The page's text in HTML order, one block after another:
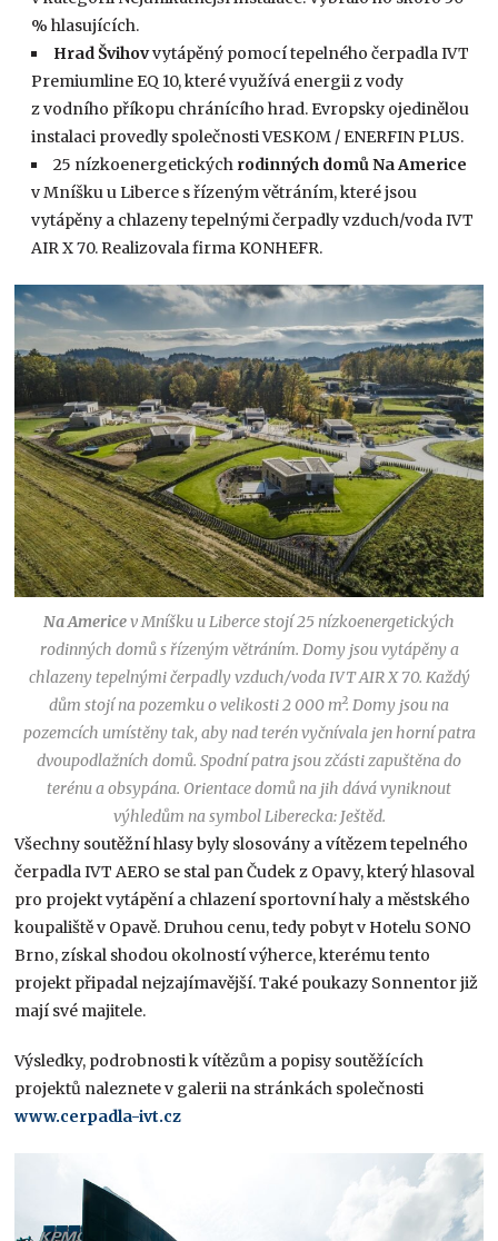
% hlasujících.
Hrad Švihovvytápěný pomocí tepelného čerpadla IVT
Premiumline EQ 10, které využívá energii z vody
z vodního příkopu chránícího hrad. Evropsky ojedinělou
instalaci provedly společnosti VESKOM / ENERFIN PLUS.
25 nízkoenergetických rodinných domů Na Americe
v Mníšku u Liberce s řízeným větráním, které jsou
vytápěny a chlazeny tepelnými čerpadly vzduch/voda IVT
AIR X 70. Realizovala firma KONHEFR.
Na Americev Mníšku u Liberce stojí 25 nízkoenergetických
rodinných domů s řízeným větráním. Domy jsou vytápěny a
chlazeny tepelnými čerpadly vzduch/voda IVT AIR X 70. Každý
dům stojí na pozemku o velikosti 2 000 m². Domy jsou na
pozemcích umístěny tak, aby nad terén vyčnívala jen horní patra
dvoupodlažních domů. Spodní patra jsou zčásti zapuštěna do
terénu a obsypána. Orientace domů na jih dává vyniknout
výhledům na symbol Liberecka: Ještěd.
Všechny soutěžní hlasy byly slosovány a vítězem tepelného
čerpadla IVT AERO se stal pan Čudek z Opavy, který hlasoval
pro projekt vytápění a chlazení sportovní haly a městského
koupaliště v Opavě. Druhou cenu, tedy pobyt v Hotelu SONO
Brno, získal shodou okolností výherce, kterému tento
projekt připadal nejzajímavější. Také poukazy Sonnentor již
mají své majitele.
Výsledky, podrobnosti k vítězům a popisy soutěžících
projektů naleznete v galerii na stránkách společnosti
www.cerpadla-ivt.cz